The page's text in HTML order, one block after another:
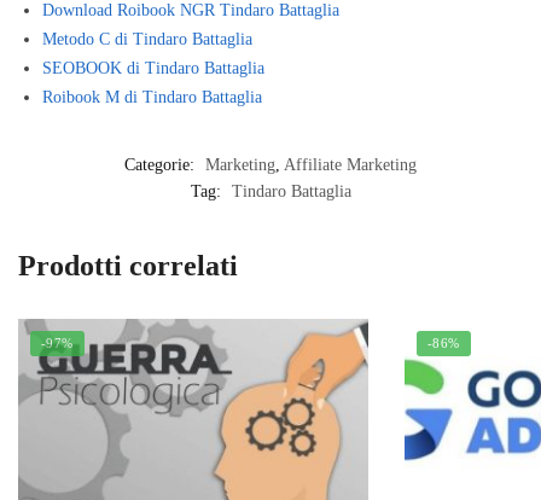
Download Roibook NGR Tindaro Battaglia
Metodo C di Tindaro Battaglia
SEOBOOK di Tindaro Battaglia
Roibook M di Tindaro Battaglia
Categorie: Marketing, Affiliate Marketing
Tag:
Tindaro Battaglia
Prodotti correlati
-97% -86%